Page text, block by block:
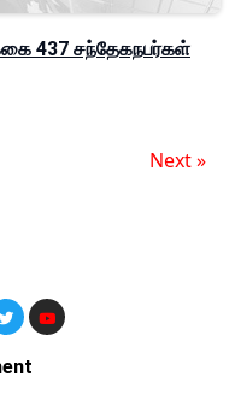
437 சந்தேகநபர்கள்
Next »